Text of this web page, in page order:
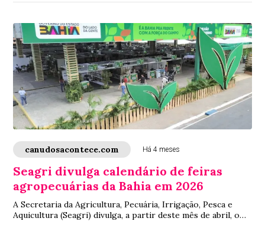
canudosacontece.com Há 4 meses
Seagri divulga calendário de feiras
agropecuárias da Bahia em 2026
A Secretaria da Agricultura, Pecuária, Irrigação, Pesca e
Aquicultura (Seagri) divulga, a partir deste mês de abril, o